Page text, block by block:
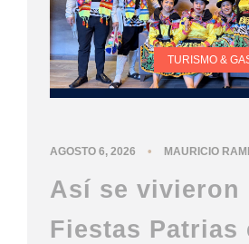
TURISMO &
AGOSTO 6, 2026 • MAURICIO
Así se vivieron
Fiestas Patrias